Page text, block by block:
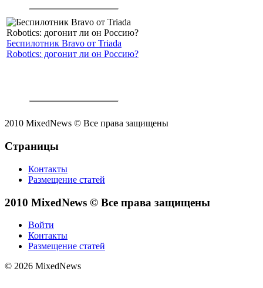
Беспилотник Bravo от Triada
Robotics: догонит ли он Россию?
2010 MixedNews © Все права защищены
Страницы
Контакты
Размещение статей
2010 MixedNews © Все права защищены
Войти
Контакты
Размещение статей
© 2026 MixedNews